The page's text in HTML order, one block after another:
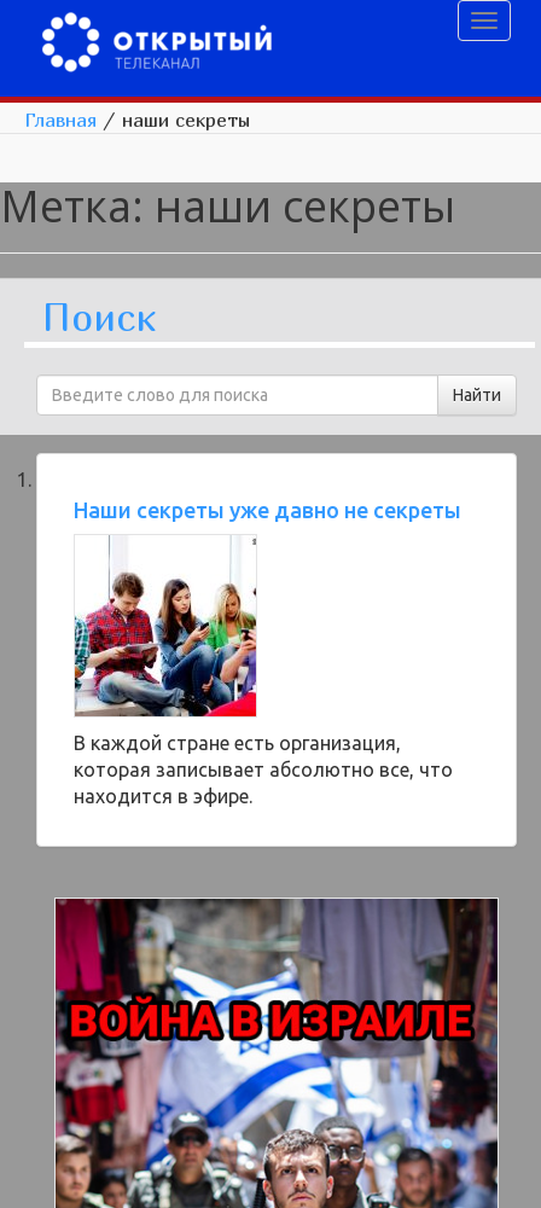
Главная / наши секреты
Метка: наши секреты
Поиск
Наши секреты уже давно не секреты
В каждой стране есть организация,
которая записывает абсолютно все, что
находится в эфире.